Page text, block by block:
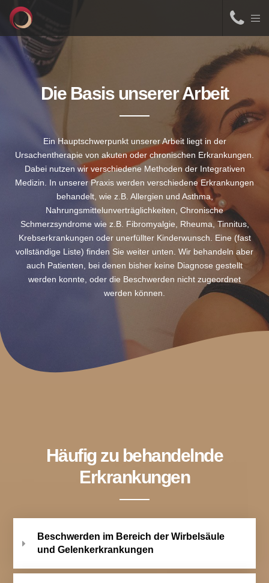
Die Basis unserer Arbeit
Ein Hauptschwerpunkt unserer Arbeit liegt in der
Ursachentherapie von akuten oder chronischen Erkrankungen.
Dabei nutzen wir verschiedene Methoden der Integrativen
Medizin. In unserer Praxis werden verschiedene Erkrankungen
behandelt, wie z.B. Allergien und Asthma,
Nahrungsmittelunverträglichkeiten, Chronische
Schmerzsyndrome wie z.B. Fibromyalgie, Rheuma, Tinnitus,
Krebserkrankungen oder unerfüllter Kinderwunsch. Eine (fast
vollständige Liste) finden Sie weiter unten. Wir behandeln aber
auch Patienten, bei denen bisher keine Diagnose gestellt
werden konnte, oder die Beschwerden nicht zugeordnet
werden können.
Häufig zu behandelnde
Erkrankungen
Beschwerden im Bereich der Wirbelsäule
und Gelenkerkrankungen